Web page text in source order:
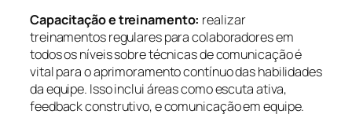
Capacitação e treinamento: realizar
treinamentos regulares para colaboradores em
todos os níveis sobre técnicas de comunicação é
vital para o aprimoramento contínuo das habilidades
da equipe. Isso inclui áreas como escuta ativa,
feedback construtivo, e comunicação em equipe.